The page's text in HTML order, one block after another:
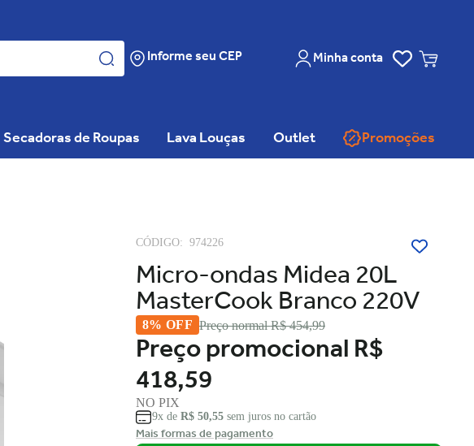
Informe seu CEP Minha conta
Secadoras de Roupas Lava Louças Outlet Promoções
CÓDIGO: 974226
Micro-ondas Midea 20L
MasterCook Branco 220V
8% OFF Preço normalR$ 454,99
Preço promocionalR$
418,59
NO PIX
9x de R$ 50,55 sem juros no cartão
Mais formas de pagamento